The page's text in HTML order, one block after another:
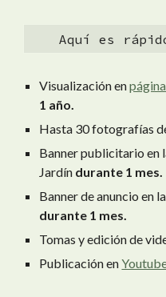
Aquí es
Visualización en
1 año.
Hasta 30 fotografías
Banner publicitario en
Jardín durante 1 mes.
Banner de anuncio en
durante 1 mes.
Tomas y edición de
Publicación en